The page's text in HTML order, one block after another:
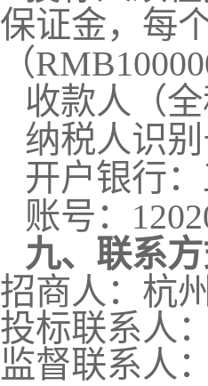
保证金，每
（
收款人（
纳税人识别
开户银行
账号：
九、联系
招商人：杭
投标联系人
监督联系人